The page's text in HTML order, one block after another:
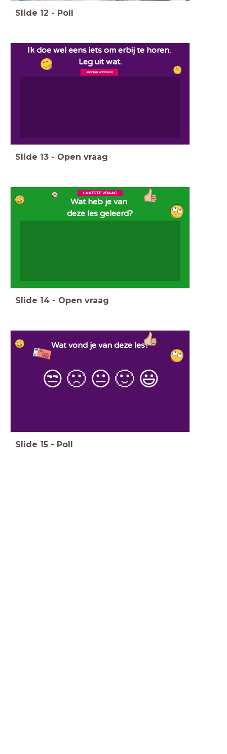
Slide 12 - Poll
Ik doe wel eens iets om erbij te horen.
Leg uit wat.
anoniem antwoord
Slide 13 - Open vraag
Wat heb je van
deze les geleerd?
LAATSTE VRAAG
Slide 14 - Open vraag
Wat vond je van deze les?
😒 🙁 😐 🙂 😃
Slide 15 - Poll